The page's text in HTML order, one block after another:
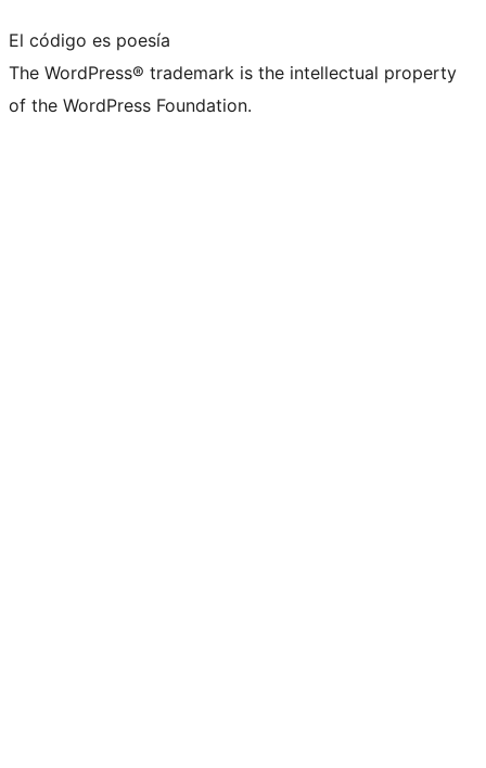
El código es poesía
The WordPress® trademark is the intellectual property
of the WordPress Foundation.